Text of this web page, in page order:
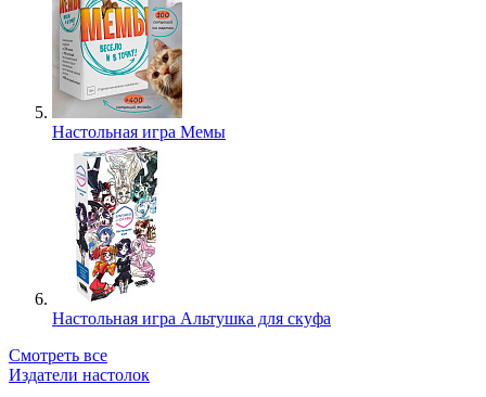
Настольная игра Мемы
Настольная игра Альтушка для скуфа
Смотреть все
Издатели настолок